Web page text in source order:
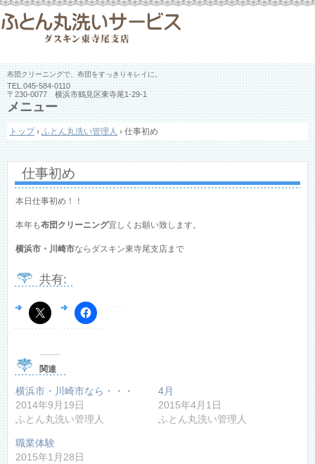
布団クリーニングで、布団をすっきりキレイに。
TEL. 045-584-0110
〒230-0077 横浜市鶴見区東寺尾1-29-1
メニュー
ン
へ
トップ › ふとん丸洗い管理人 › 仕事初め
仕事初め
本日仕事初め！！
本年も布団クリーニング宜しくお願い致します。
横浜市・川崎市ならダスキン東寺尾支店まで
共有:
関連
横浜市・川崎市なら・・・
2014年9月19日
ふとん丸洗い管理人
4月
2015年4月1日
ふとん丸洗い管理人
職業体験
2015年1月28日